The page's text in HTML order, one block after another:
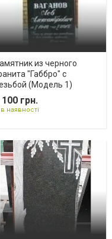
из черного
"Габбро" с
(Модель 1)
100 грн.
наявності